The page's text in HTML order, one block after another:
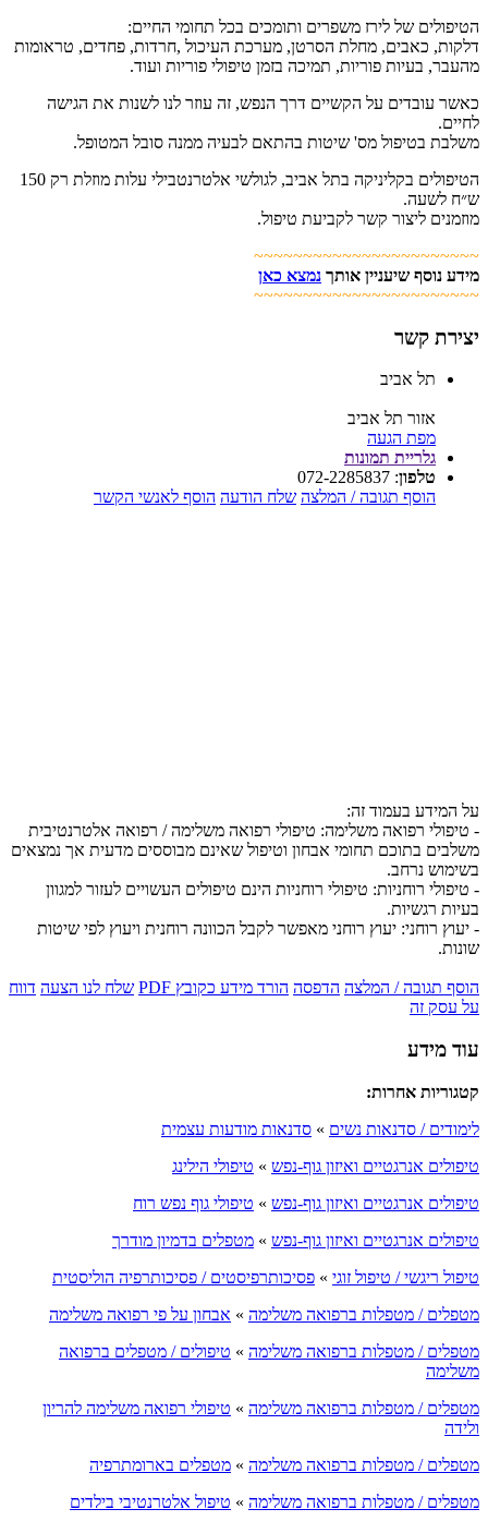
הטיפולים של לירז משפרים ותומכים בכל תחומי החיים:
דלקות, כאבים, מחלת הסרטן, מערכת העיכול ,חרדות, פחדים, טראומות
מהעבר, בעיות פוריות, תמיכה בזמן טיפולי פוריות ועוד.
כאשר עובדים על הקשיים דרך הנפש, זה עוזר לנו לשנות את הגישה
לחיים.
משלבת בטיפול מס' שיטות בהתאם לבעיה ממנה סובל המטופל.
הטיפולים בקליניקה בתל אביב, לגולשי אלטרנטבילי עלות מוזלת רק 150
ש״ח לשעה.
מוזמנים ליצור קשר לקביעת טיפול.
~~~~~~~~~~~~~~~~~~~~~~~
מידע נוסף שיעניין אותך נמצא כאן
~~~~~~~~~~~~~~~~~~~~~~~
יצירת קשר
תל אביב
אזור תל אביב
מפת הגעה
גלריית תמונות
טלפון:
072-2285837
הוסף תגובה / המלצה שלח הודעה הוסף לאנשי הקשר
על המידע בעמוד זה:
- טיפולי רפואה משלימה: טיפולי רפואה משלימה / רפואה אלטרנטיבית
משלבים בתוכם תחומי אבחון וטיפול שאינם מבוססים מדעית אך נמצאים
בשימוש נרחב.
- טיפולי רוחניות: טיפולי רוחניות הינם טיפולים העשויים לעזור למגוון
בעיות רגשיות.
- יעוץ רוחני: יעוץ רוחני מאפשר לקבל הכוונה רוחנית ויעוץ לפי שיטות
שונות.
הוסף תגובה / המלצה הדפסה הורד מידע כקובץ PDF שלח לנו הצעה דווח
על עסק זה
עוד מידע
קטגוריות אחרות:
לימודים / סדנאות נשים » סדנאות מודעות עצמית
טיפולים אנרגטיים ואיזון גוף-נפש » טיפולי הילינג
טיפולים אנרגטיים ואיזון גוף-נפש » טיפולי גוף נפש רוח
טיפולים אנרגטיים ואיזון גוף-נפש » מטפלים בדמיון מודרך
טיפול ריגשי / טיפול זוגי » פסיכותרפיסטים / פסיכותרפיה הוליסטית
מטפלים / מטפלות ברפואה משלימה » אבחון על פי רפואה משלימה
מטפלים / מטפלות ברפואה משלימה » טיפולים / מטפלים ברפואה
משלימה
מטפלים / מטפלות ברפואה משלימה » טיפולי רפואה משלימה להריון
ולידה
מטפלים / מטפלות ברפואה משלימה » מטפלים בארומתרפיה
מטפלים / מטפלות ברפואה משלימה » טיפול אלטרנטיבי בילדים